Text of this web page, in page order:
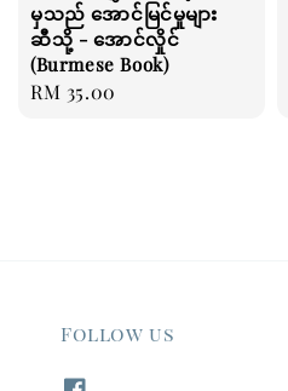
မှသည် အောင်မြင်မှုများ
ဆီသို့ - အောင်လှိုင်
(Burmese Book)
Regular
RM 35.00
Follow us